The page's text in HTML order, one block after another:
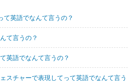
て英語でなんて言うの？
て言うの？
英語でなんて言うの？
スチャーで表現してって英語でなんて言う